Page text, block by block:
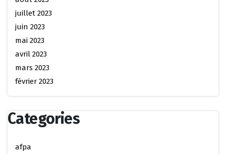
juillet 2023
juin 2023
mai 2023
avril 2023
mars 2023
février 2023
Categories
afpa